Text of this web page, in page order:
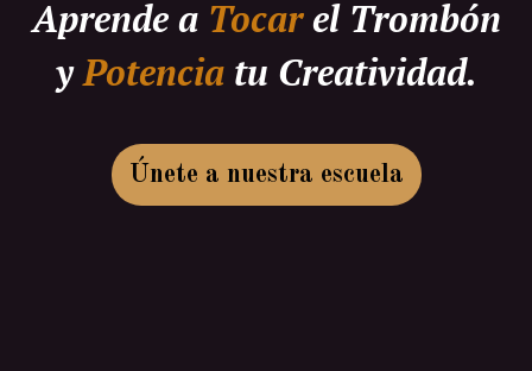
Aprende a Tocarel Trombón
yPotenciatu Creatividad.
Únete a nuestra escuela